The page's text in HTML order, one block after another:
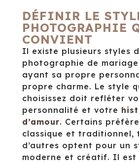
DÉFINIR LE
PHOTOGRAPHIE
CONVIENT
Il existe plusieurs styles
photographie de
ayant sa propre
propre charme. Le style
choisissez doit refléter
personnalité et votre
d’amour. Certains
classique et traditionnel,
d’autres optent pour un
moderne et créatif. Il